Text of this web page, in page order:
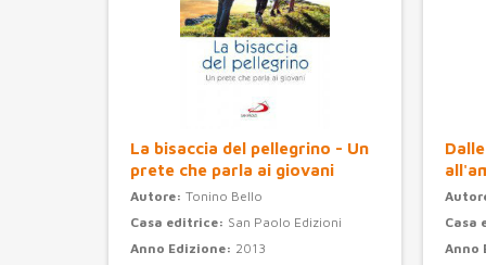
La bisaccia del pellegrino - Un
prete che parla ai giovani
Autore: Tonino Bello
Casa editrice: San Paolo Edizioni
Anno Edizione: 2013
Casa
Anno